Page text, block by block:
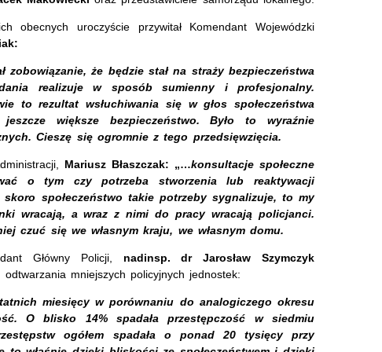
obecnych uroczyście przywitał Komendant Wojewódzki
zobowiązanie, że będzie stał na straży bezpieczeństwa
realizuje w sposób sumienny i profesjonalny.
to rezultat wsłuchiwania się w głos społeczeństwa
większe bezpieczeństwo. Było to wyraźnie
Cieszę się ogromnie z tego przedsięwzięcia.
Mariusz Błaszczak: „…konsultacje społeczne
o tym czy potrzeba stworzenia lub reaktywacji
społeczeństwo takie potrzeby sygnalizuje, to my
wracają, a wraz z nimi do pracy wracają policjanci.
czuć się we własnym kraju, we własnym domu.
Główny Policji, nadinsp. dr Jarosław Szymczyk
mniejszych policyjnych jednostek:
miesięcy w porównaniu do analogiczego okresu
O blisko 14% spadała przestępczość w siedmiu
ogółem spadała o ponad 20 tysięcy przy